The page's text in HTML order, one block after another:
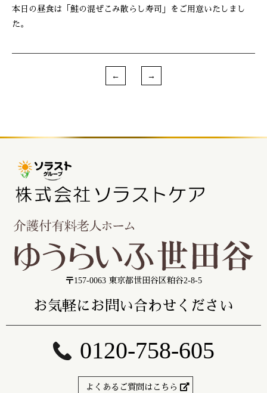
本日の昼食は「鮭の混ぜこみ散らし寿司」をご用意いたしまし
た。
〒157-0063 東京都世田谷区粕谷2-8-5
お気軽にお問い合わせください
0120-758-605
よくあるご質問はこちら